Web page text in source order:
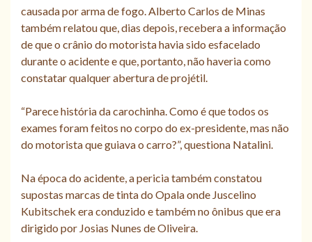
causada por arma de fogo. Alberto Carlos de Minas
também relatou que, dias depois, recebera a informação
de que o crânio do motorista havia sido esfacelado
durante o acidente e que, portanto, não haveria como
constatar qualquer abertura de projétil.
“Parece história da carochinha. Como é que todos os
exames foram feitos no corpo do ex-presidente, mas não
do motorista que guiava o carro?”, questiona Natalini.
Na época do acidente, a pericia também constatou
supostas marcas de tinta do Opala onde Juscelino
Kubitschek era conduzido e também no ônibus que era
dirigido por Josias Nunes de Oliveira.